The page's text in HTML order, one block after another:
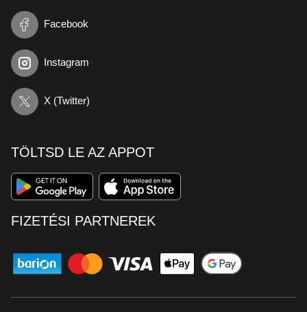
Facebook
Instagram
X (Twitter)
TÖLTSD LE AZ APPOT
FIZETÉSI PARTNEREK